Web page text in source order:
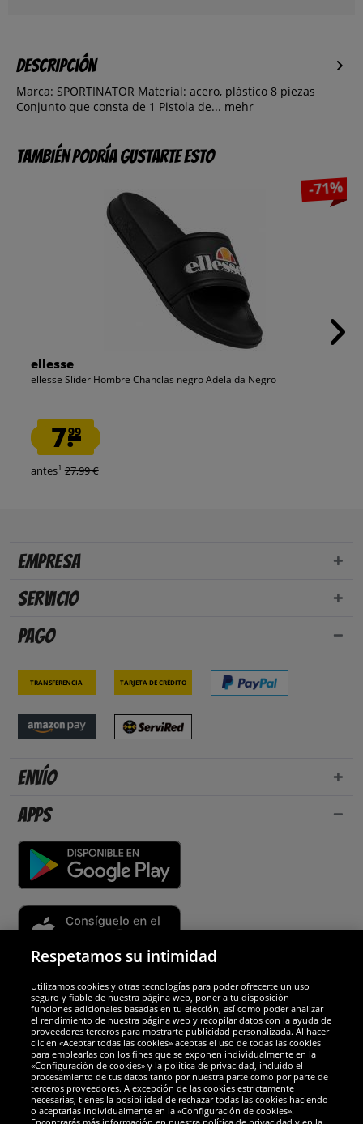
Descripción
Marca: SPORTINATOR Material: acero, plástico 8 piezas
Conjunto que consta de 1 Pistola de... mehr
También podría gustarte esto
-71%
ellesse
ellesse Slider Hombre Chanclas negro Adelaida Negro
7.99
antes1 27,99 €
Empresa
Servicio
Pago
Transferencia Tarjeta de crédito
Envío
Apps
Socios y seguridad
Galardones
Respetamos su intimidad
Utilizamos cookies y otras tecnologías para poder ofrecerte un uso
seguro y fiable de nuestra página web, poner a tu disposición
funciones adicionales basadas en tu elección, así como poder analizar
el rendimiento de nuestra página web y recopilar datos con la ayuda de
proveedores terceros para mostrarte publicidad personalizada. Al hacer
clic en «Aceptar todas las cookies» aceptas el uso de todas las cookies
para emplearlas con los fines que se exponen individualmente en la
«Configuración de cookies» y la política de privacidad, incluido el
procesamiento de tus datos tanto por nuestra parte como por parte de
terceros proveedores. A excepción de las cookies estrictamente
necesarias, tienes la posibilidad de rechazar todas las cookies haciendo
o aceptarlas individualmente en la «Configuración de cookies».